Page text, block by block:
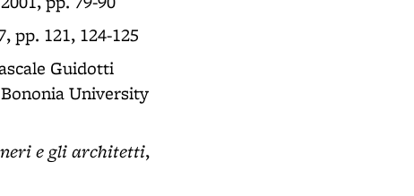
pp. 121, 124-125
Guidotti
University
e gli architetti,